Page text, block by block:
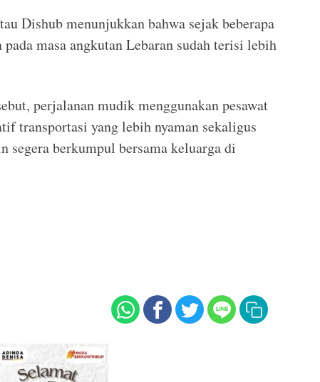
Dishub menunjukkan bahwa sejak beberapa
masa angkutan Lebaran sudah terisi lebih
perjalanan mudik menggunakan pesawat
transportasi yang lebih nyaman sekaligus
segera berkumpul bersama keluarga di